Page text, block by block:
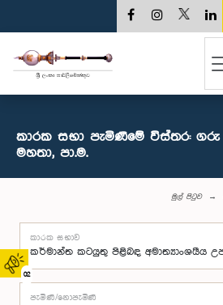
02
කාරක සභා පැමිණීමේ විස්තර:
මහතා, පා.ම.
මුල් පිටුව
කාරක සභාව
පැමිණි/නොපැමිණි